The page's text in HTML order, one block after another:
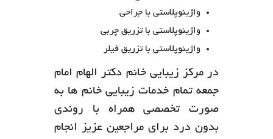
واژینوپلاستی با جراحی
واژینوپلاستی با تزریق چربی
واژینوپلاستی با تزریق فیلر
در مرکز زیبایی خانم دکتر الهام امام
جمعه تمام خدمات زیبایی خانم ها به
صورت ‌تخصصی همراه با روندی
بدون درد برای مراجعین عزیز انجام